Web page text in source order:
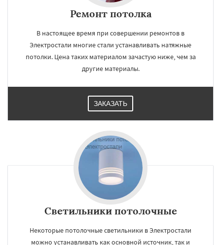
Ремонт потолка
В настоящее время при совершении ремонтов в
Электростали многие стали устанавливать натяжные
потолки. Цена таких материалом зачастую ниже, чем за
другие материалы.
ЗАКАЗАТЬ
Светильники потолочные
Некоторые потолочные светильники в Электростали
можно устанавливать как основной источник, так и